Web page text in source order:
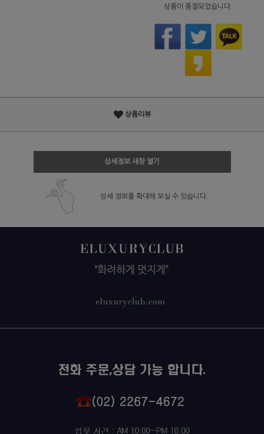
상품이 품절되었습니다.
상품리뷰
상세정보 새창 열기
상세 정보를 확대해 보실 수 있습니다.